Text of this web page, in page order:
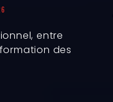
entre
des